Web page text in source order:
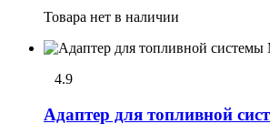
Товара нет в наличии
4.9
Адаптер для топливной